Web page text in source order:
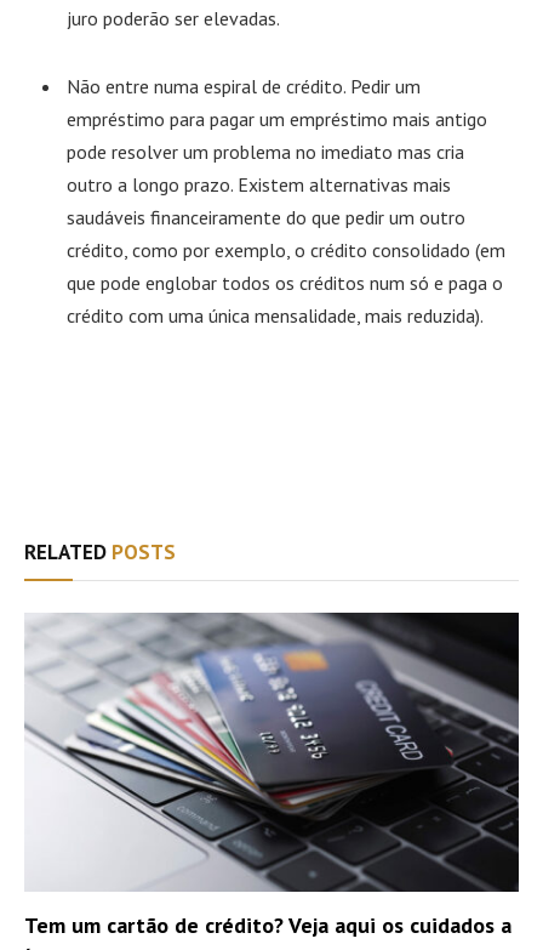
juro poderão ser elevadas.
Não entre numa espiral de crédito. Pedir um
empréstimo para pagar um empréstimo mais antigo
pode resolver um problema no imediato mas cria
outro a longo prazo. Existem alternativas mais
saudáveis financeiramente do que pedir um outro
crédito, como por exemplo, o crédito consolidado (em
que pode englobar todos os créditos num só e paga o
crédito com uma única mensalidade, mais reduzida).
RELATED POSTS
Tem um cartão de crédito? Veja aqui os cuidados a